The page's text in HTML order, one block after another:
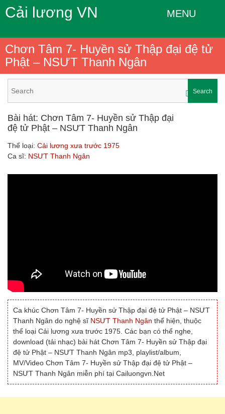
Cải lương VN MENU
Chơn Tâm 7- Huyền sử Thập đại đệ tử
Phật – NSƯT Thanh Ngân
Search
Bài hát: Chơn Tâm 7- Huyền sử Thập đại
đệ tử Phật – NSƯT Thanh Ngân
Thể loại: Cải lương xưa trước 1975
Ca sĩ: NSƯT Thanh Ngân
Ca khúc Chơn Tâm 7- Huyền sử Thập đại đệ tử Phật – NSƯT
Thanh Ngân do nghệ sĩ NSƯT Thanh Ngân thể hiện, thuộc
thể loại Cải lương xưa trước 1975. Các bạn có thể nghe,
download (tải nhạc) bài hát Chơn Tâm 7- Huyền sử Thập đại
đệ tử Phật – NSƯT Thanh Ngân mp3, playlist/album,
MV/Video Chơn Tâm 7- Huyền sử Thập đại đệ tử Phật –
NSƯT Thanh Ngân miễn phí tại Cailuongvn.Net